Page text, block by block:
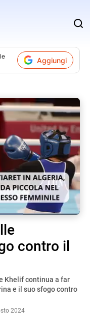
Aggiungi
contro il
Khelif continua a far
e il suo sfogo contro
2024